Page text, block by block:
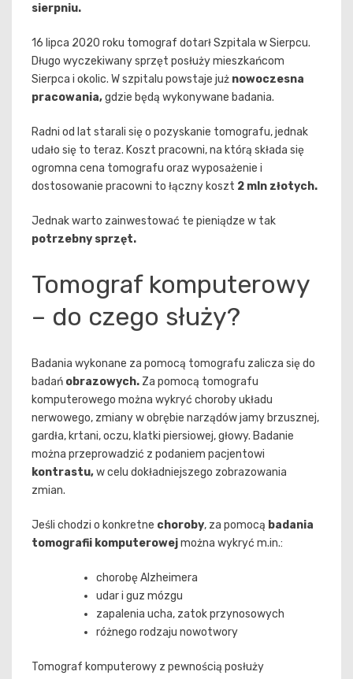
sierpniu.
16 lipca 2020 roku tomograf dotarł Szpitala w Sierpcu.
Długo wyczekiwany sprzęt posłuży mieszkańcom
Sierpca i okolic. W szpitalu powstaje już nowoczesna
pracowania,gdzie będą wykonywane badania.
Radni od lat starali się o pozyskanie tomografu, jednak
udało się to teraz. Koszt pracowni, na którą składa się
ogromna cena tomografu oraz wyposażenie i
dostosowanie pracowni to łączny koszt 2 mln złotych.
Jednak warto zainwestować te pieniądze w tak
potrzebny sprzęt.
Tomograf komputerowy
– do czego służy?
Badania wykonane za pomocą tomografu zalicza się do
badań obrazowych. Za pomocą tomografu
komputerowego można wykryć choroby układu
nerwowego, zmiany w obrębie narządów jamy brzusznej,
gardła, krtani, oczu, klatki piersiowej, głowy. Badanie
można przeprowadzić z podaniem pacjentowi
kontrastu,w celu dokładniejszego zobrazowania
zmian.
Jeśli chodzi o konkretne choroby, za pomocą badania
tomografii komputerowejmożna wykryć m.in.:
chorobę Alzheimera
udar i guz mózgu
zapalenia ucha, zatok przynosowych
różnego rodzaju nowotwory
Tomograf komputerowy z pewnością posłuży